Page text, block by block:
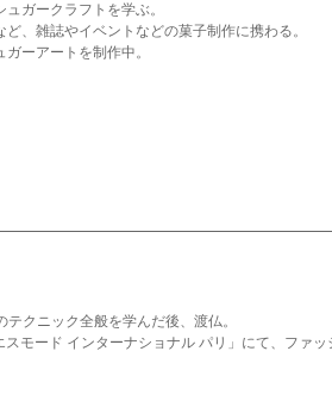
ガークラフトを学ぶ。
、雑誌やイベントなどの菓子制作に携わる。
ーアートを制作中。
クニック全般を学んだ後、渡仏。
モード インターナショナル パリ」にて、ファ